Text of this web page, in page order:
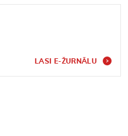
LASI E-ŽURNĀLU